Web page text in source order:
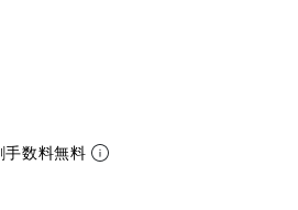
手数料無料